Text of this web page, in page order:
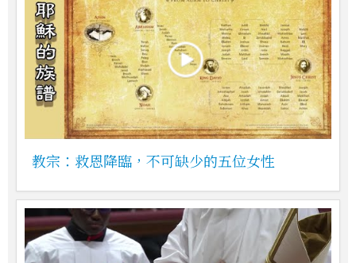
教宗：救恩降臨，不可缺少的五位女性